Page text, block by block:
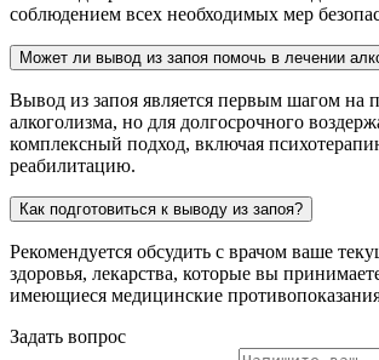
соблюдением всех необходимых мер
Может ли вывод из запоя помочь в лечении
Вывод из запоя является первым шагом на
алкоголизма, но для долгосрочного
комплексный подход, включая
реабилитацию.
Как подготовиться к выводу из запоя?
Рекомендуется обсудить с врачом ваше
здоровья, лекарства, которые вы
имеющиеся медицинские
Задать вопрос